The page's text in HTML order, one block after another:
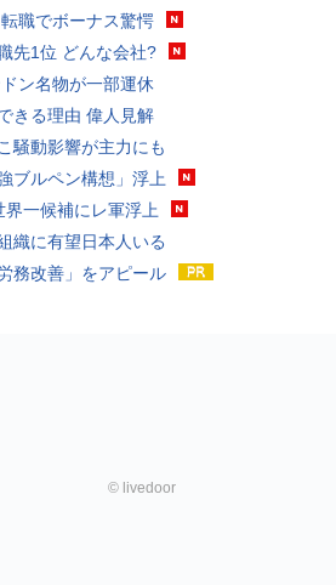
職でボーナス驚愕
先1位 どんな会社?
ン名物が一部運休
きる理由 偉人見解
騒動影響が主力にも
ブルペン構想」浮上
一候補にレ軍浮上
織に有望日本人いる
務改善」をアピール
© livedoor